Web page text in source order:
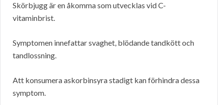
Skörbjugg är en åkomma som utvecklas vid C-
vitaminbrist.
Symptomen innefattar svaghet, blödande tandkött och
tandlossning.
Att konsumera askorbinsyra stadigt kan förhindra dessa
symptom.